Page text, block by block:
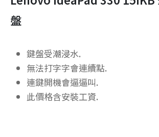
盤
鍵盤受潮浸水.
無法打字字會連續點.
連鍵開機會逼逼叫.
此價格含安裝工資.